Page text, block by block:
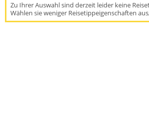
Zu Ihrer Auswahl sind derzeit leider keine
Wählen sie weniger Reisetippeigenschaften